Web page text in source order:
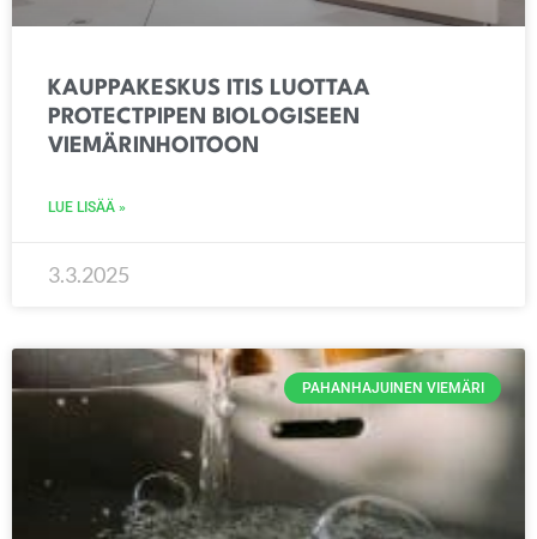
KAUPPAKESKUS ITIS LUOTTAA
PROTECTPIPEN BIOLOGISEEN
VIEMÄRINHOITOON
LUE LISÄÄ »
3.3.2025
PAHANHAJUINEN VIEMÄRI